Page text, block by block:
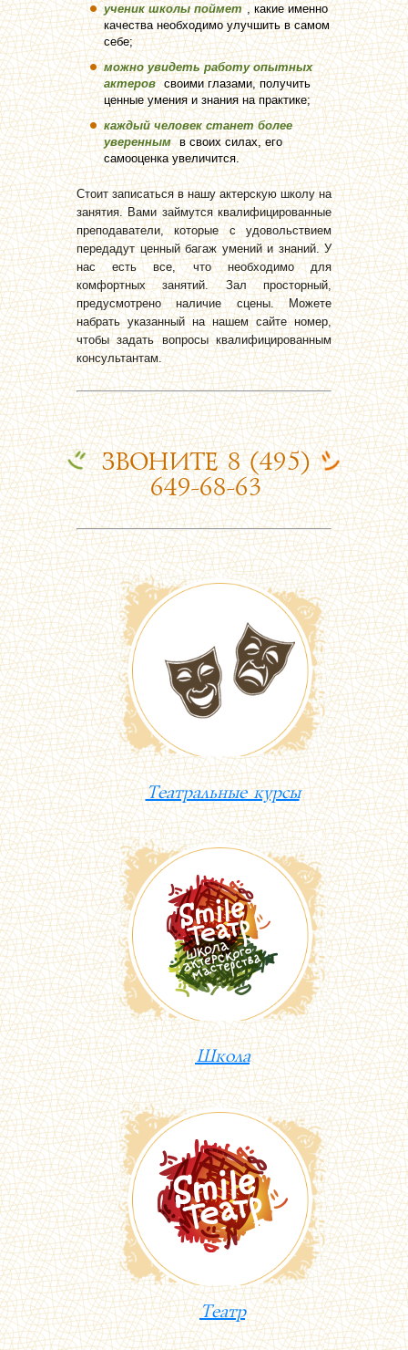
ученик школы поймет , какие именно
качества необходимо улучшить в самом
себе;
можно увидеть работу опытных
актеров своими глазами, получить
ценные умения и знания на практике;
каждый человек станет более
уверенным в своих силах, его
самооценка увеличится.
Стоит записаться в нашу актерскую школу на
занятия. Вами займутся квалифицированные
преподаватели, которые с удовольствием
передадут ценный багаж умений и знаний. У
нас есть все, что необходимо для
комфортных занятий. Зал просторный,
предусмотрено наличие сцены. Можете
набрать указанный на нашем сайте номер,
чтобы задать вопросы квалифицированным
консультантам.
ЗВОНИТЕ 8 (495)
649-68-63
Театральные курсы
Школа
Театр